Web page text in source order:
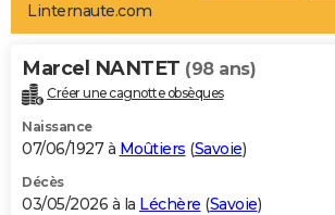
Art de vivre
Bien-être
Loisirs
Mode
Modes de vie
Alimentation
Guide de la santé
Maladies
Médicaments
Sommeil
VOYAGE
Destinations
City break
Voyage nature
Voyage de noces
Forum
Climat
+PHOTO
GUIDES D'ACHAT
BONS PLANS
Linternaute.com
Marcel NANTET (98 ans)
Créer une cagnotte obsèques
Naissance
07/06/1927 à Moûtiers (Savoie)
Décès
03/05/2026 à la Léchère (Savoie)